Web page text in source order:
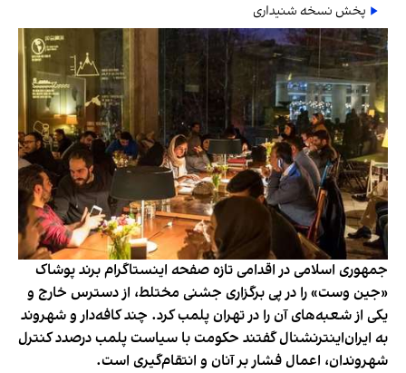
پخش نسخه شنیداری
جمهوری اسلامی در اقدامی تازه صفحه اینستاگرام برند پوشاک
«جین وست» را در پی برگزاری جشنی مختلط، از دسترس خارج و
یکی از شعبه‌های آن را در تهران پلمب کرد. چند کافه‌‌دار و شهروند
به ایران‌اینترنشنال گفتند حکومت با سیاست پلمب درصدد کنترل
شهروندان، اعمال فشار بر آنان و انتقام‌گیری است.